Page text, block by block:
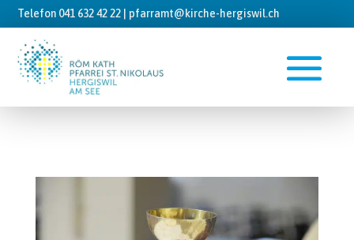
Telefon 041 632 42 22 | pfarramt@kirche-hergiswil.ch